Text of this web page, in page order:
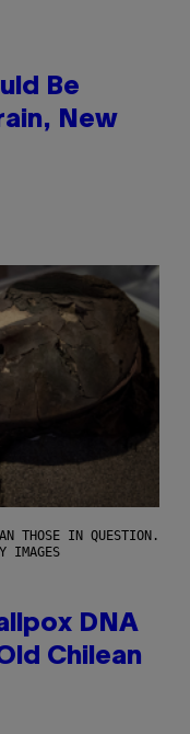
Be
New
THOSE IN QUESTION.
IMAGES
DNA
Chilean